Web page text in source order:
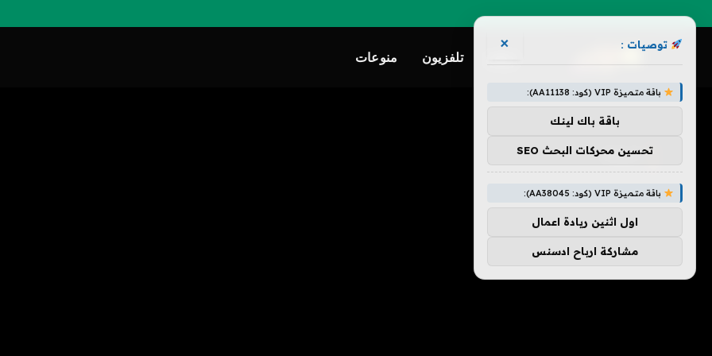
تلفزيون منوعات
الرئيسية » استاد
استاد
توصيات : ×
باقة متميزة VIP (كود: AA11138):
باقة باك لينك
تحسين محركات البحث SEO
باقة متميزة VIP (كود: AA38045):
اول اثنين ريادة اعمال
مشاركة ارباح ادسنس